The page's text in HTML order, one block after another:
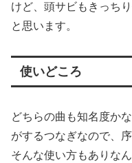
けど、頭サビもきっち
と思います。
使いどころ
どちらの曲も知名度か
がするつなぎなので、
そんな使い方もありな